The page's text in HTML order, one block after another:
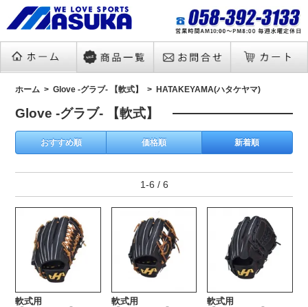
ホーム Glove -グラブ- 【軟式】 HATAKEYAMA(ハタケヤマ)
Glove -グラブ- 【軟式】
おすすめ順 価格順 新着順
1-6 / 6
軟式用
軟式用
軟式用